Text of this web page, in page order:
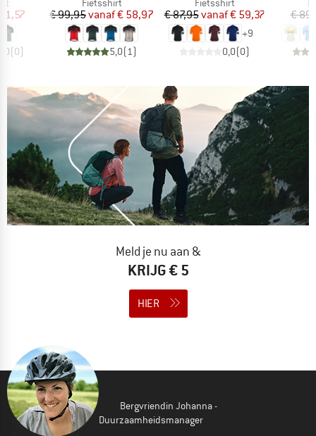
prijs
(0)
Fietsshirt
Prijs
€ 99,95 Verlaagde prijs
vanaf€ 58,97
5,0( 1)
Fietsshirt
Prijs
€ 87,95 Verlaagde prijs
vanaf€ 59,37
+9
0,0(0)
€
Meld je nu aan &
KRIJG € 5
HIER
Bergvriendin Johanna -
Duurzaamheidsmanager